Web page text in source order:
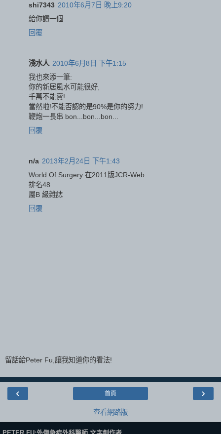
shi7343 2010年6月7日 晚上9:20
給你讚一個
回覆
淺水人 2010年6月8日 下午1:15
我也來添一筆:
你的新居風水可能很好,
千萬不能賣!
當然啦!不能否認的是90%是你的努力!
鞭炮一長串 bon...bon...bon...
回覆
n/a 2013年2月24日 下午1:43
World Of Surgery 在2011版JCR-Web
排名48
屬B 級雜誌
回覆
留話給Peter Fu,讓我知道你的看法!
‹ ›
首頁
查看網路版